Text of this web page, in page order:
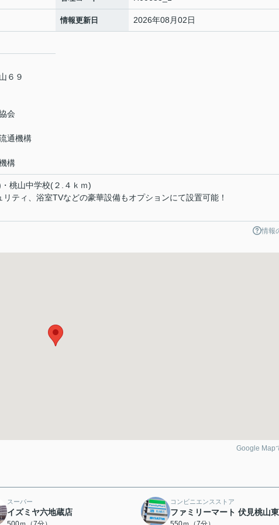
情報更新日 2026年08月02日
６９
会
通機構
構
桃山中学校(２.４ｋｍ)
ティ、浴室TVなどの豪華設備もオプションにて設置可能！
情報
Google Map
スーパー
イズミヤ六地蔵店
コンビニエンスストア
ファミリーマート 伏見桃山